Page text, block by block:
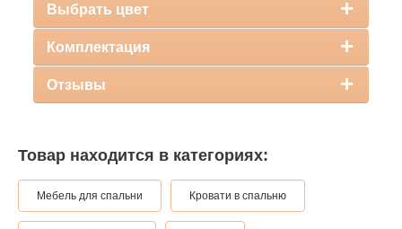
Выбрать цвет
Комплектация
Отзывы
Товар находится в категориях:
Мебель для спальни Кровати в спальню